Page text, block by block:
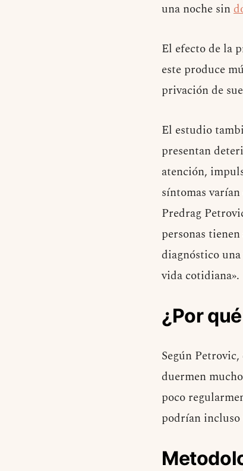
una noche sin
El efecto de la
este produce
privación de
El estudio
presentan
atención,
síntomas
Predrag
personas
diagnóstico
vida cotidiana».
¿Por
Según
duermen
poco
podrían